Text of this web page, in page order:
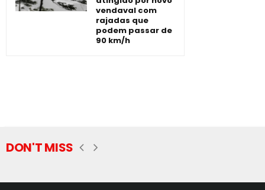
vendaval com
rajadas que
podem passar de
90 km/h
DON'T MISS